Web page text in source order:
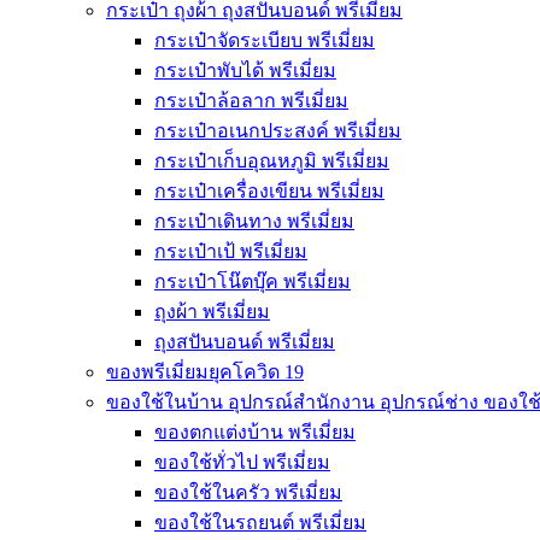
กระเป๋า ถุงผ้า ถุงสปันบอนด์ พรีเมี่ยม
กระเป๋าจัดระเบียบ พรีเมี่ยม
กระเป๋าพับได้ พรีเมี่ยม
กระเป๋าล้อลาก พรีเมี่ยม
กระเป๋าอเนกประสงค์ พรีเมี่ยม
กระเป๋าเก็บอุณหภูมิ พรีเมี่ยม
กระเป๋าเครื่องเขียน พรีเมี่ยม
กระเป๋าเดินทาง พรีเมี่ยม
กระเป๋าเป้ พรีเมี่ยม
กระเป๋าโน๊ตบุ๊ค พรีเมี่ยม
ถุงผ้า พรีเมี่ยม
ถุงสปันบอนด์ พรีเมี่ยม
ของพรีเมี่ยมยุคโควิด 19
ของใช้ในบ้าน อุปกรณ์สำนักงาน อุปกรณ์ช่าง ของใ
ของตกแต่งบ้าน พรีเมี่ยม
ของใช้ทั่วไป พรีเมี่ยม
ของใช้ในครัว พรีเมี่ยม
ของใช้ในรถยนต์ พรีเมี่ยม